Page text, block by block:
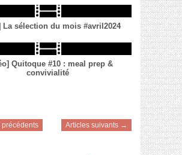
La sélection du mois #avril2024
Quitoque #10 : meal prep &
convivialité
Articles suivants →